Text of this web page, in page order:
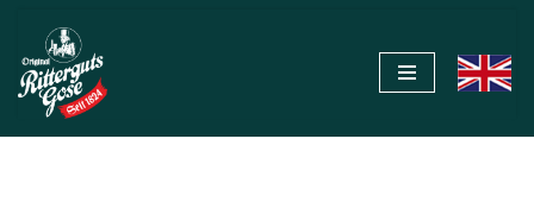
Zum
Inhalt
springen